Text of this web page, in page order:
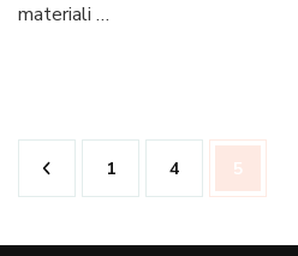
materiali …
Paginazione
degli
Pagina
1 Pagina
4 Pagina
5